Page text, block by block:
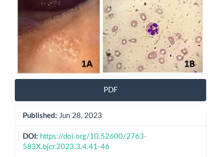
Sidebar
PDF
Published: Jun 28, 2023
DOI: https://doi.org/10.52600/2763-
583X.bjcr.2023.3.4.41-46